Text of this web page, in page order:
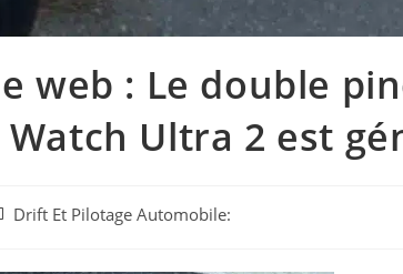
web : Le double
Watch Ultra 2 est
Drift Et Pilotage Automobile: